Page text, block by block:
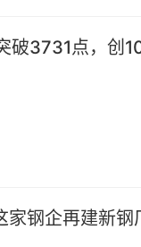
破3731点，创
钢企再建新钢